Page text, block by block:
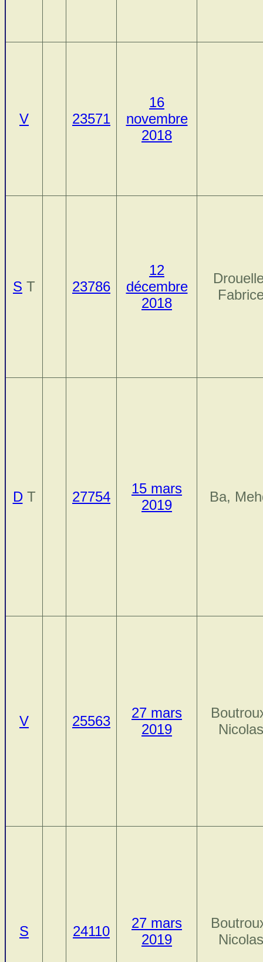
V 23571
16
novembre
2018
S T 23786
12
décembre
2018
DT 27754
15 mars
2019
Ba,
V 25563
27 mars
2019
Nicolas
S 24110
27 mars
2019
Nicolas